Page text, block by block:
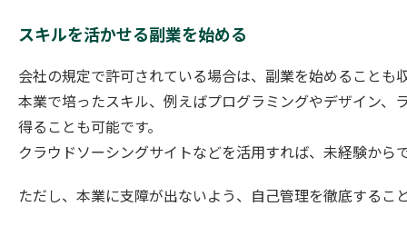
スキルを活かせる副業を始める
会社の規定で許可されている場合は、副業を始めることも
本業で培ったスキル、例えばプログラミングやデザイン
得ることも可能です。
クラウドソーシングサイトなどを活用すれば、未経験から
ただし、本業に支障が出ないよう、自己管理を徹底するこ